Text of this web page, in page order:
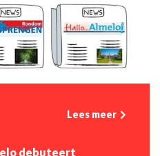
Lees meer
debuteert